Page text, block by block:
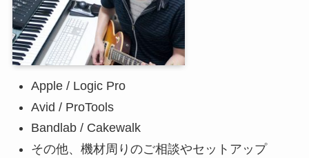
Apple / Logic Pro
Avid / ProTools
Bandlab / Cakewalk
その他、機材周りのご相談やセットアップ